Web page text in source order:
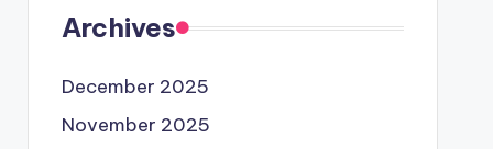
Archives
December 2025
November 2025